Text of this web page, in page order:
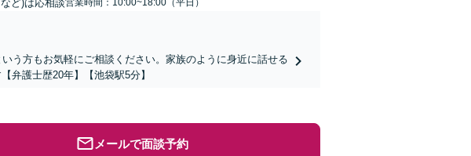
ど)は応相談営業時間：10:00~18:00（平日）
う方もお気軽にご相談ください。家族のように身近に話せる
弁護士歴20年】【池袋駅5分】
メールで面談予約